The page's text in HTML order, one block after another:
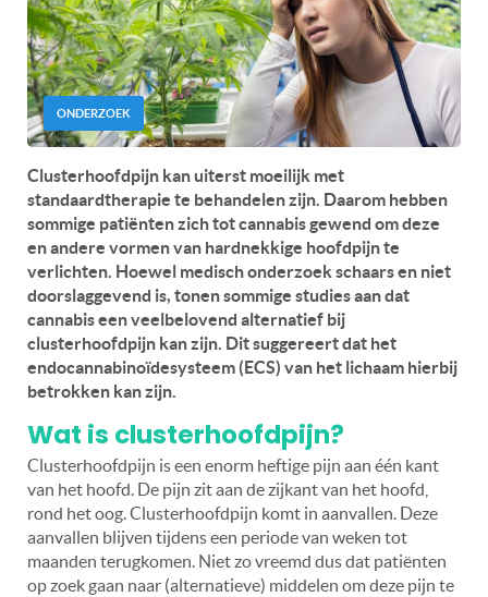
ONDERZOEK
Clusterhoofdpijn kan uiterst moeilijk met
standaardtherapie te behandelen zijn. Daarom hebben
sommige patiënten zich tot cannabis gewend om deze
en andere vormen van hardnekkige hoofdpijn te
verlichten. Hoewel medisch onderzoek schaars en niet
doorslaggevend is, tonen sommige studies aan dat
cannabis een veelbelovend alternatief bij
clusterhoofdpijn kan zijn. Dit suggereert dat het
endocannabinoïdesysteem (ECS) van het lichaam hierbij
betrokken kan zijn.
Wat is clusterhoofdpijn?
Clusterhoofdpijn is een enorm heftige pijn aan één kant
van het hoofd. De pijn zit aan de zijkant van het hoofd,
rond het oog. Clusterhoofdpijn komt in aanvallen. Deze
aanvallen blijven tijdens een periode van weken tot
maanden terugkomen. Niet zo vreemd dus dat patiënten
op zoek gaan naar (alternatieve) middelen om deze pijn te